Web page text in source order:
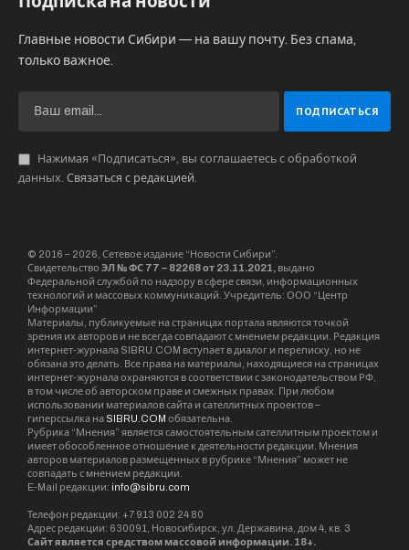
Главные новости Сибири — на вашу почту. Без спама,
только важное.
Нажимая «Подписаться», вы соглашаетесь с обработкой
данных. Связаться с редакцией.
© 2016 – 2026, Сетевое издание “Новости Сибири”.
Свидетельство ЭЛ № ФС 77 – 82268 от 23.11.2021, выдано
Федеральной службой по надзору в сфере связи, информационных
технологий и массовых коммуникаций. Учредитель: ООО “Центр
Информации”
Материалы, публикуемые на страницах портала являются точкой
зрения их авторов и не всегда совпадают с мнением редакции. Редакция
интернет-журнала SIBRU.COM вступает в диалог и переписку, но не
обязана это делать. Все права на материалы, находящиеся на страницах
интернет-журнала охраняются в соответствии с законодательством РФ,
в том числе об авторском праве и смежных правах. При любом
использовании материалов сайта и сателлитных проектов –
гиперссылка на SIBRU.COM обязательна.
Рубрика “Мнения” является самостоятельным сателлитным проектом и
имеет обособленное отношение к деятельности редакции. Мнения
авторов материалов размещенных в рубрике “Мнения” может не
совпадать с мнением редакции.
E-Mail редакции: info@sibru.com
Телефон редакции: +7 913 002 24 80
Адрес редакции: 630091, Новосибирск, ул. Державина, дом 4, кв. 3
Сайт является средством массовой информации. 18+.